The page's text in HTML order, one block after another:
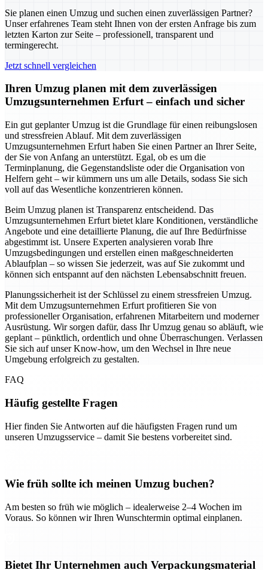
Sie planen einen Umzug und suchen einen zuverlässigen Partner?
Unser erfahrenes Team steht Ihnen von der ersten Anfrage bis zum
letzten Karton zur Seite – professionell, transparent und
termingerecht.
Jetzt schnell vergleichen
Ihren Umzug planen mit dem zuverlässigen
Umzugsunternehmen Erfurt – einfach und sicher
Ein gut geplanter Umzug ist die Grundlage für einen reibungslosen
und stressfreien Ablauf. Mit dem zuverlässigen
Umzugsunternehmen Erfurt haben Sie einen Partner an Ihrer Seite,
der Sie von Anfang an unterstützt. Egal, ob es um die
Terminplanung, die Gegenstandsliste oder die Organisation von
Helfern geht – wir kümmern uns um alle Details, sodass Sie sich
voll auf das Wesentliche konzentrieren können.
Beim Umzug planen ist Transparenz entscheidend. Das
Umzugsunternehmen Erfurt bietet klare Konditionen, verständliche
Angebote und eine detaillierte Planung, die auf Ihre Bedürfnisse
abgestimmt ist. Unsere Experten analysieren vorab Ihre
Umzugsbedingungen und erstellen einen maßgeschneiderten
Ablaufplan – so wissen Sie jederzeit, was auf Sie zukommt und
können sich entspannt auf den nächsten Lebensabschnitt freuen.
Planungssicherheit ist der Schlüssel zu einem stressfreien Umzug.
Mit dem Umzugsunternehmen Erfurt profitieren Sie von
professioneller Organisation, erfahrenen Mitarbeitern und moderner
Ausrüstung. Wir sorgen dafür, dass Ihr Umzug genau so abläuft, wie
geplant – pünktlich, ordentlich und ohne Überraschungen. Verlassen
Sie sich auf unser Know-how, um den Wechsel in Ihre neue
Umgebung erfolgreich zu gestalten.
FAQ
Häufig gestellte Fragen
Hier finden Sie Antworten auf die häufigsten Fragen rund um
unseren Umzugsservice – damit Sie bestens vorbereitet sind.
Wie früh sollte ich meinen Umzug buchen?
Am besten so früh wie möglich – idealerweise 2–4 Wochen im
Voraus. So können wir Ihren Wunschtermin optimal einplanen.
Bietet Ihr Unternehmen auch Verpackungsmaterial